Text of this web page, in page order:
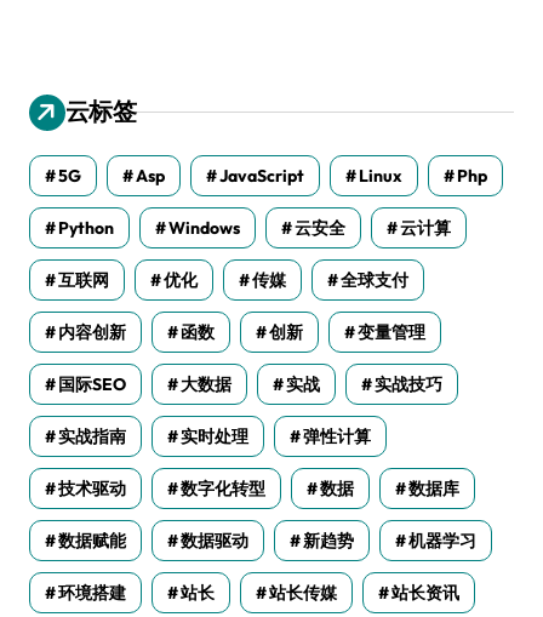
云标签
5G Asp JavaScript Linux Php
Python Windows 云安全 云计算
互联网 优化 传媒 全球支付
内容创新 函数 创新 变量管理
国际SEO 大数据 实战 实战技巧
实战指南 实时处理 弹性计算
技术驱动 数字化转型 数据 数据库
数据赋能 数据驱动 新趋势 机器学习
环境搭建 站长 站长传媒 站长资讯